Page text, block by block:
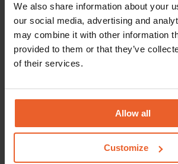
We also share information about your
our social media, advertising and
may combine it with other information
provided to them or that they’ve
of their services.
Allow all
Customize
bijdrage is een vergoeding voor onder
onderhoud van het pand, de energie
die u gebruikt.
Eigen risico
Voor het verblijf en verzorging in een
Bij wie kunt u terecht?
Een bijna-thuis-huis, een zelfstandig